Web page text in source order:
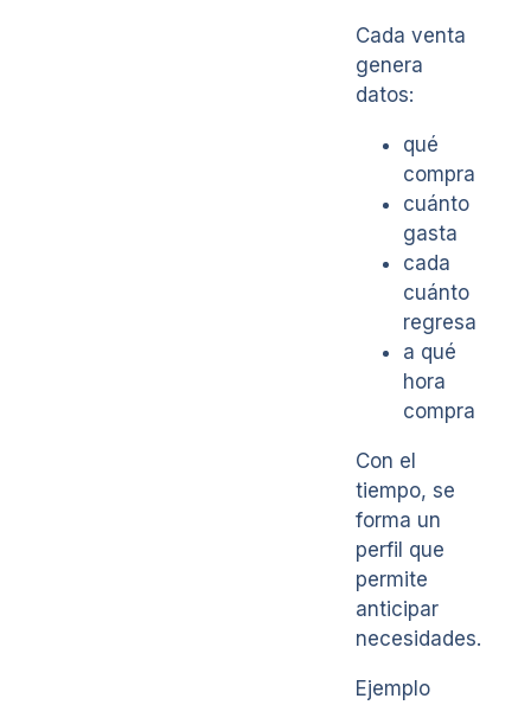
Cada venta
genera
datos:
qué
compra
cuánto
gasta
cada
cuánto
regresa
a qué
hora
compra
Con el
tiempo, se
forma un
perfil que
permite
anticipar
necesidades.
Ejemplo